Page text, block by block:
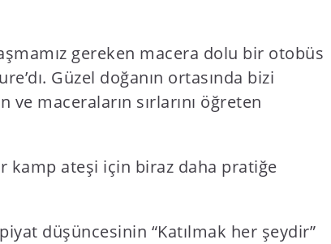
gereken macera dolu bir otobüs
Güzel doğanın ortasında bizi
maceraların sırlarını öğreten
kamp ateşi için biraz daha pratiğe
düşüncesinin “Katılmak her şeydir”